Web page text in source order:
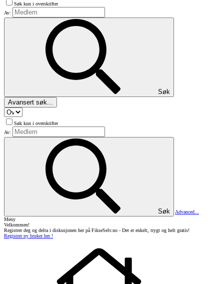
Søk kun i overskrifter
Av:
Søk
Avansert søk...
Søk kun i overskrifter
Av:
Søk
Advanced...
Meny
Velkommen!
Registrer deg og delta i diskusjonen her på FikseSelv.no - Det er enkelt, trygt og helt gratis!
Registrer ny bruker her !